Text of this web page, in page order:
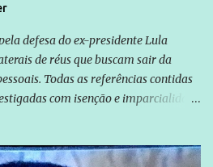
defesa do ex-presidente Lula
de réus que buscam sair da
Todas as referências contidas
com isenção e imparcialidade
Odebrecht, citada na delação de